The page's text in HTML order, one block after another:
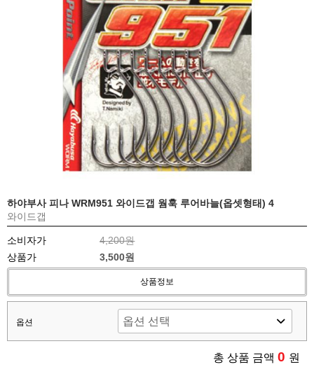
하야부사 피나 WRM951 와이드갭 웜훅 루어바늘(옵셋형태) 4
와이드갭
소비자가
4,200원
상품가
3,500원
상품정보
옵션
총 상품 금액 0 원